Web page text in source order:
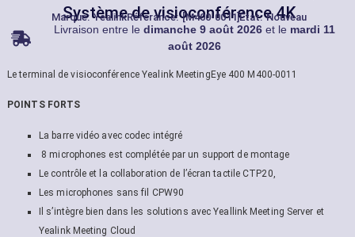
Système de visioconférence 4K
Marque:YealinkRéférance: [M400-0011]État: Nouveau
Livraison entre le dimanche 9 août 2026et le mardi 11
août 2026
Le terminal de visioconférence Yealink MeetingEye 400 M400-0011
POINTS FORTS
La barre vidéo avec codec intégré
8 microphones est complétée par un support de montage
Le contrôle et la collaboration de l’écran tactile CTP20,
Les microphones sans fil CPW90
Il s’intègre bien dans les solutions avec Yeallink Meeting Server et
Yealink Meeting Cloud